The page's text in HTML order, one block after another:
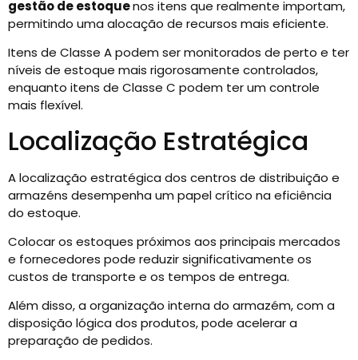
gestão de estoquenos itens que realmente importam,
permitindo uma alocação de recursos mais eficiente.
Itens de Classe A podem ser monitorados de perto e ter
níveis de estoque mais rigorosamente controlados,
enquanto itens de Classe C podem ter um controle
mais flexível.
Localização Estratégica
A localização estratégica dos centros de distribuição e
armazéns desempenha um papel crítico na eficiência
do estoque.
Colocar os estoques próximos aos principais mercados
e fornecedores pode reduzir significativamente os
custos de transporte e os tempos de entrega.
Além disso, a organização interna do armazém, com a
disposição lógica dos produtos, pode acelerar a
preparação de pedidos.